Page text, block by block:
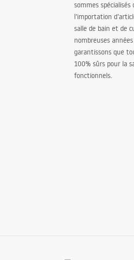
sommes
l’importation
salle de bain et de
nombreuses
garantissons que
100% sûrs pour la
fonctionnels.